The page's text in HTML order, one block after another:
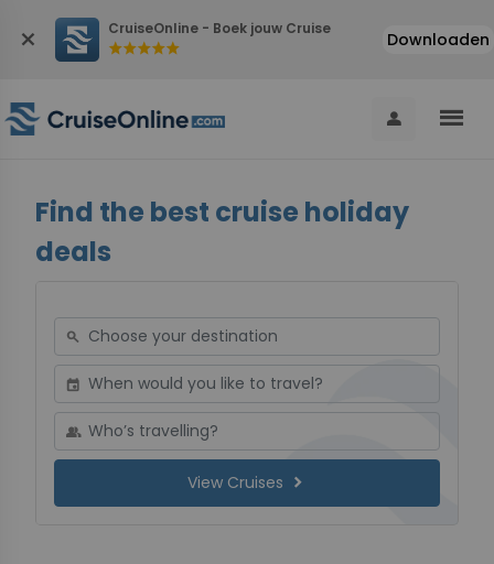
close CruiseOnline - Boek jouw Cruise
starstarstarstarstar Downloaden
person menu
Find the best cruise holiday
deals
search
event
group
View Cruises chevron_right